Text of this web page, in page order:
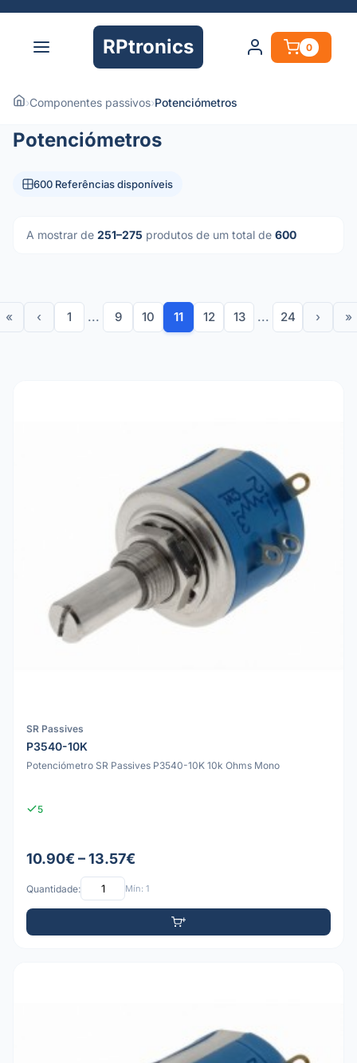
RPtronics 0
›Componentes passivos›Potenciómetros
Potenciómetros
600 Referências disponíveis
A mostrar de 251–275 produtos de um total de 600
« ‹ 1 ... 9 10 11 12 13 ... 24 › »
SR Passives
P3540-10K
Potenciómetro SR Passives P3540-10K 10k Ohms Mono
5
10.90€ – 13.57€
Quantidade: Mín: 1